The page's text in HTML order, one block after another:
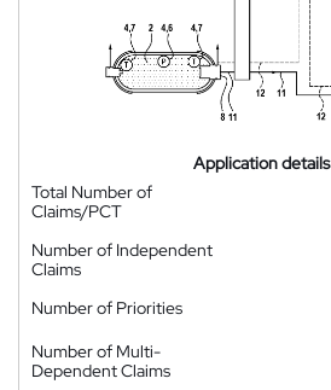
Application details
Total Number of
Claims/PCT
Number of Independent
Claims
Number of Priorities
Number of Multi-
Dependent Claims